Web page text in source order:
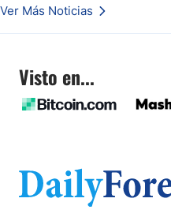
Ver Más Noticias
Visto en...